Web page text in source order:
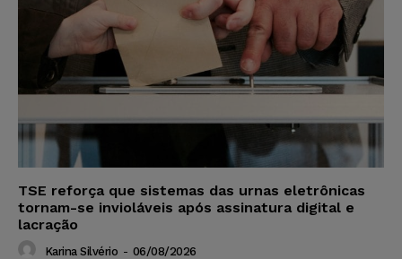
TSE reforça que sistemas das urnas eletrônicas
tornam-se invioláveis após assinatura digital e
lacração
Karina Silvério - 06/08/2026